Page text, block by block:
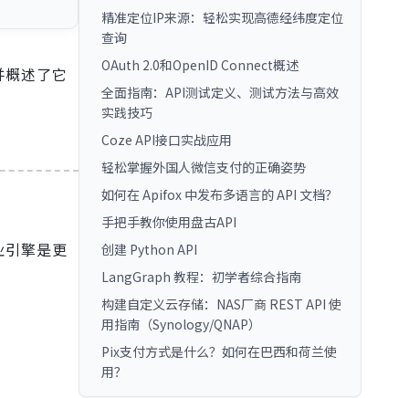
概述了它
擎是更
精准定位IP来源：轻松实现高德经纬度定位
查询
OAuth 2.0和OpenID Connect概述
全面指南：API测试定义、测试方法与高效
实践技巧
Coze API接口实战应用
轻松掌握外国人微信支付的正确姿势
如何在 Apifox 中发布多语言的 API 文档？
手把手教你使用盘古API
创建 Python API
LangGraph 教程：初学者综合指南
构建自定义云存储：NAS厂商 REST API 使
用指南（Synology/QNAP）
Pix支付方式是什么？如何在巴西和荷兰使
用？